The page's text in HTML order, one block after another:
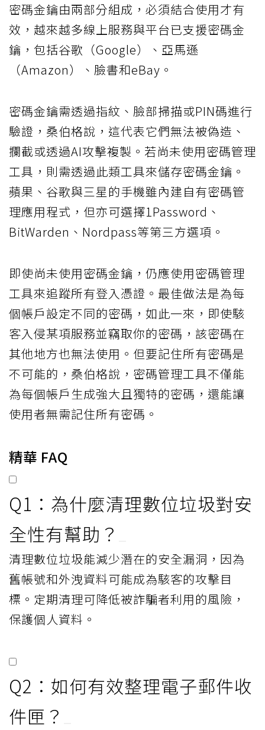
密碼金鑰由兩部分組成，必須結合使用才有
效，越來越多線上服務與平台已支援密碼金
鑰，包括谷歌（Google）、亞馬遜
（Amazon）、臉書和eBay。
密碼金鑰需透過指紋、臉部掃描或PIN碼進行
驗證，桑伯格說，這代表它們無法被偽造、
攔截或透過AI攻擊複製。若尚未使用密碼管理
工具，則需透過此類工具來儲存密碼金鑰。
蘋果、谷歌與三星的手機雖內建自有密碼管
理應用程式，但亦可選擇1Password、
BitWarden、Nordpass等第三方選項。
即使尚未使用密碼金鑰，仍應使用密碼管理
工具來追蹤所有登入憑證。最佳做法是為每
個帳戶設定不同的密碼，如此一來，即使駭
客入侵某項服務並竊取你的密碼，該密碼在
其他地方也無法使用。但要記住所有密碼是
不可能的，桑伯格說，密碼管理工具不僅能
為每個帳戶生成強大且獨特的密碼，還能讓
使用者無需記住所有密碼。
精華 FAQ
Q1：為什麼清理數位垃圾對安
全性有幫助？
清理數位垃圾能減少潛在的安全漏洞，因為
舊帳號和外洩資料可能成為駭客的攻擊目
標。定期清理可降低被詐騙者利用的風險，
保護個人資料。
Q2：如何有效整理電子郵件收
件匣？